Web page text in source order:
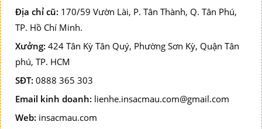
Địa chỉ cũ: 170/59 Vườn Lài, P. Tân Thành, Q. Tân Phú,
TP. Hồ Chí Minh.
Xưởng: 424 Tân Kỳ Tân Quý, Phường Sơn Kỳ, Quận Tân
phú, TP. HCM
SĐT: 0888 365 303
Email kinh doanh: lienhe.insacmau.com@gmail.com
Web: insacmau.com